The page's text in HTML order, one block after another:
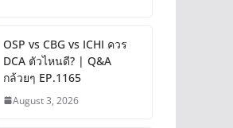
OSP vs CBG vs ICHI ควร
DCA ตัวไหนดี? | Q&A
กล้วยๆ EP.1165
August 3, 2026